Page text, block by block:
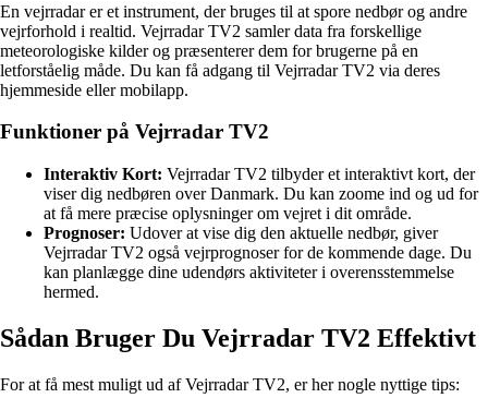
En vejrradar er et instrument, der bruges til at spore nedbør og andre
vejrforhold i realtid. Vejrradar TV2 samler data fra forskellige
meteorologiske kilder og præsenterer dem for brugerne på en
letforståelig måde. Du kan få adgang til Vejrradar TV2 via deres
hjemmeside eller mobilapp.
Funktioner på Vejrradar TV2
Interaktiv Kort: Vejrradar TV2 tilbyder et interaktivt kort, der
viser dig nedbøren over Danmark. Du kan zoome ind og ud for
at få mere præcise oplysninger om vejret i dit område.
Prognoser: Udover at vise dig den aktuelle nedbør, giver
Vejrradar TV2 også vejrprognoser for de kommende dage. Du
kan planlægge dine udendørs aktiviteter i overensstemmelse
hermed.
Sådan Bruger Du Vejrradar TV2 Effektivt
For at få mest muligt ud af Vejrradar TV2, er her nogle nyttige tips: